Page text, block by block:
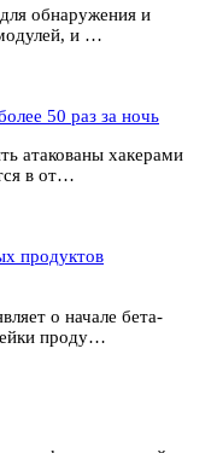
обнаружения и
и …
50 раз за ночь
атакованы хакерами
в от…
продуктов
о начале бета-
проду…